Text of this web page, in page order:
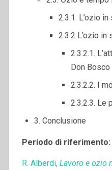
2.3.1. L’ozio
2.3.2 L’ozio
2.3.2.1.
Don Bosco
2.3.2.2. I
2.3.2.3. Le
3. Conclusione
Periodo di riferimento:
R. Alberdi, Lavoro e ozio